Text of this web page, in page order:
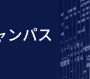
ンパス